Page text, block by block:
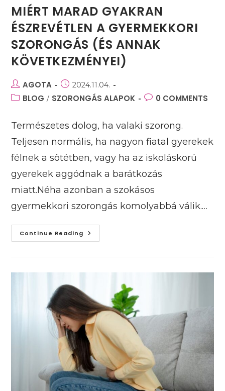
MIÉRT MARAD GYAKRAN
ÉSZREVÉTLEN A GYERMEKKORI
SZORONGÁS (ÉS ANNAK
KÖVETKEZMÉNYEI)
Post
author:
AGOTA
Post
published:
2024.11.04.
PostBLOG / SZORONGÁS ALAPOK
Post0 COMMENTS
Természetes dolog, ha valaki szorong.
Teljesen normális, ha nagyon fiatal gyerekek
félnek a sötétben, vagy ha az iskoláskorú
gyerekek aggódnak a barátkozás
miatt.Néha azonban a szokásos
gyermekkori szorongás komolyabbá válik.…
Continue Reading Miért
Marad
Szorongás
Annak
Következményei)